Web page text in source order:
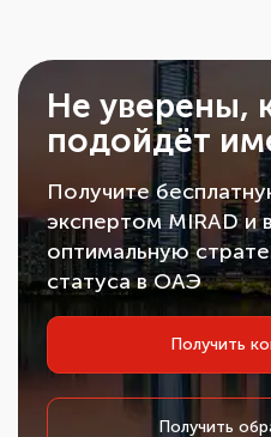
Не уверены,
подойдёт
Получите
экспертом MIRAD и
оптимальную
статуса в ОАЭ
Получить
Получить